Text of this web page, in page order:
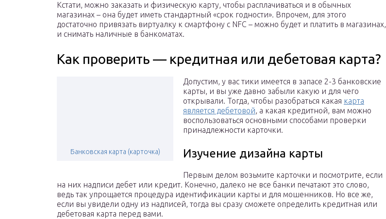
Кстати, можно заказать и физическую карту, чтобы расплачиваться и в обычных
магазинах – она будет иметь стандартный «срок годности». Впрочем, для этого
достаточно привязать виртуалку к смартфону с NFC – можно будет и платить в магазинах,
и снимать наличные в банкоматах.
Как проверить — кредитная или дебетовая карта?
Банковская карта (карточка)
Допустим, у вас тики имеется в запасе 2-3 банковские
карты, и вы уже давно забыли какую и для чего
открывали. Тогда, чтобы разобраться какая карта
является дебетовой, а какая кредитной, вам можно
воспользоваться основными способами проверки
принадлежности карточки.
Изучение дизайна карты
Первым делом возьмите карточки и посмотрите, если
на них надписи дебет или кредит. Конечно, далеко не все банки печатают это слово,
ведь так упрощается процедура идентификации карты и для мошенников. Но все же,
если вы увидели одну из надписей, тогда вы сразу сможете определить кредитная или
дебетовая карта перед вами.